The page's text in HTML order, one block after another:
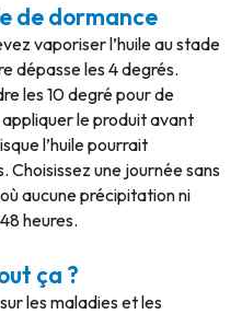
de dormance
vaporiser l’huile au stade
dépasse les 4 degrés.
les 10 degré pour de
le produit avant
l’huile pourrait
Choisissez une journée sans
aucune précipitation ni
heures.
ça ?
les maladies et les